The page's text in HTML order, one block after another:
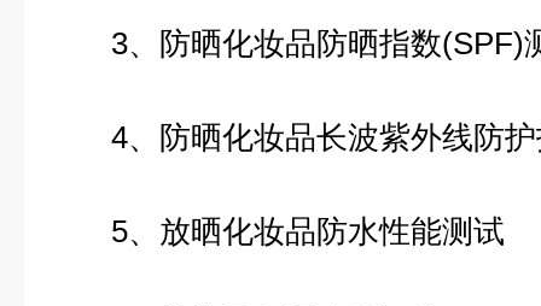
3、防晒化妆品防晒指数(SPF)
4、防晒化妆品长波紫外线防护
5、放晒化妆品防水性能测试